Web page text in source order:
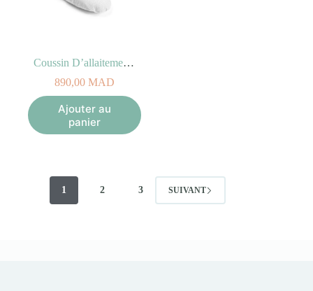
Coussin D’allaitement et de Maternité Buddy Silver Dots
890,00 MAD
Ajouter au
panier
1 2 3 SUIVANT